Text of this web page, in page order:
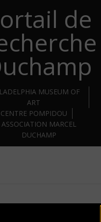
principal de
MUSEUM OF
ART
CENTRE POMPIDOU
ASSOCIATION MARCEL
DUCHAMP